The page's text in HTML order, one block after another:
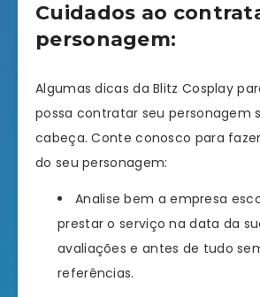
Cuidados ao
personagem:
Algumas dicas da Blitz Cosplay
possa contratar seu personagem
cabeça. Conte conosco para
do seu personagem:
Analise bem a empresa
prestar o serviço na data da
avaliações e antes de tudo
referências.